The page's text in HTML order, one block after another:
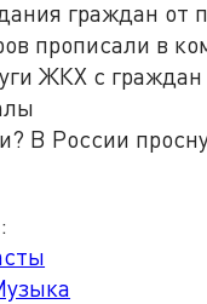
граждан от
прописали в
ЖКХ с
В России